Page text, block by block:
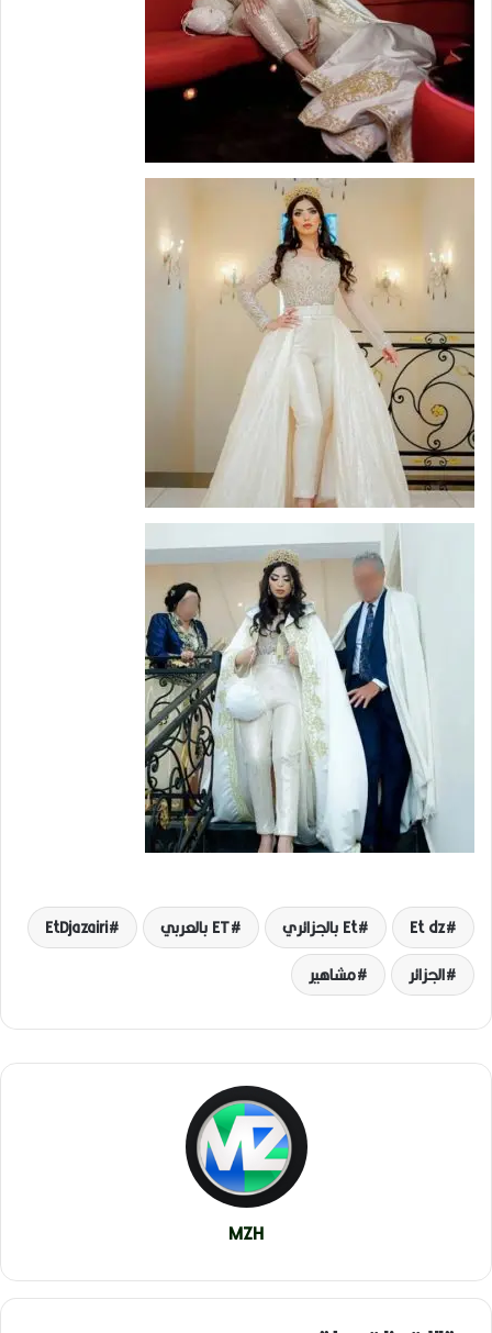
Et dz Et بالجزائري ET بالعربي
EtDjazairi
الجزائر
مشاهير
MZH